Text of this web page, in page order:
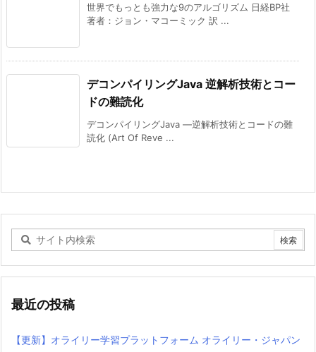
世界でもっとも強力な9のアルゴリズム 日経BP社
著者：ジョン・マコーミック 訳 ...
デコンパイリングJava 逆解析技術とコー
ドの難読化
デコンパイリングJava ―逆解析技術とコードの難
読化 (Art Of Reve ...
最近の投稿
【更新】オライリー学習プラットフォーム オライリー・ジャパン